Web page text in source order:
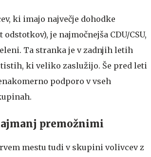
ki imajo največje dohodke
je najmočnejša CDU/CSU,
Ta stranka je v zadnjih letih
ki veliko zaslužijo. Še pred leti
podporo v vseh
premožnimi
mestu tudi v skupini volivcev z